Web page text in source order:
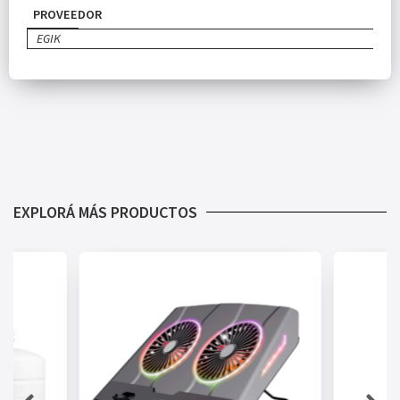
PROVEEDOR
EGIK
EXPLORÁ MÁS PRODUCTOS